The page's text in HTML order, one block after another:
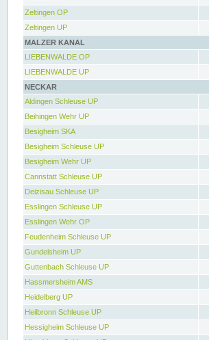
Zeltingen OP
Zeltingen UP
MALZER KANAL
LIEBENWALDE OP
LIEBENWALDE UP
NECKAR
Aldingen Schleuse UP
Beihingen Wehr UP
Besigheim SKA
Besigheim Schleuse UP
Besigheim Wehr UP
Cannstatt Schleuse UP
Deizisau Schleuse UP
Esslingen Schleuse UP
Esslingen Wehr OP
Feudenheim Schleuse UP
Gundelsheim UP
Guttenbach Schleuse UP
Hassmersheim AMS
Heidelberg UP
Heilbronn Schleuse UP
Hessigheim Schleuse UP